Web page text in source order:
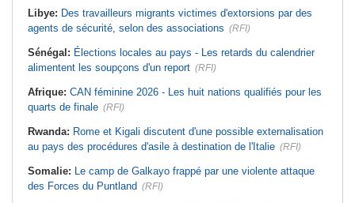
Libye: Des travailleurs migrants victimes d'extorsions par des
agents de sécurité, selon des associations (RFI)
Sénégal: Élections locales au pays - Les retards du calendrier
alimentent les soupçons d'un report (RFI)
Afrique: CAN féminine 2026 - Les huit nations qualifiés pour les
quarts de finale (RFI)
Rwanda: Rome et Kigali discutent d'une possible externalisation
au pays des procédures d'asile à destination de l'Italie (RFI)
Somalie: Le camp de Galkayo frappé par une violente attaque
des Forces du Puntland (RFI)